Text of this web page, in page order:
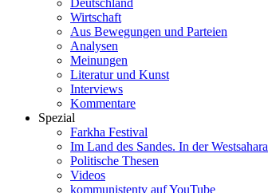
Wirtschaft
Aus Bewegungen und Parteien
Analysen
Meinungen
Literatur und Kunst
Interviews
Kommentare
Spezial
Farkha Festival
Im Land des Sandes. In der Westsahara
Politische Thesen
Videos
kommunistentv auf YouTube